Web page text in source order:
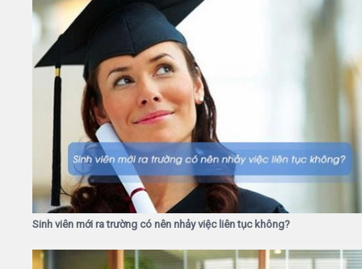
Sinh viên mới ra trường có nên nhảy việc liên tục không?